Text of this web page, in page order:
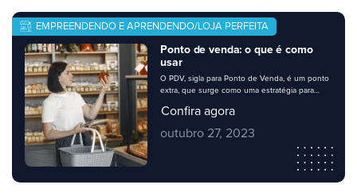
Ponto de venda: o que é como
usar
O PDV, sigla para Ponto de Venda, é um ponto
extra, que surge como uma estratégia para
– sua loja. Os pontos de venda são locais de
produtos, que chamam mais atenção por
ficarem em evidência. Ao longo do post você
Confira agora
outubro 27, 2023
EMPREENDENDO E APRENDENDO/LOJA PERFEITA